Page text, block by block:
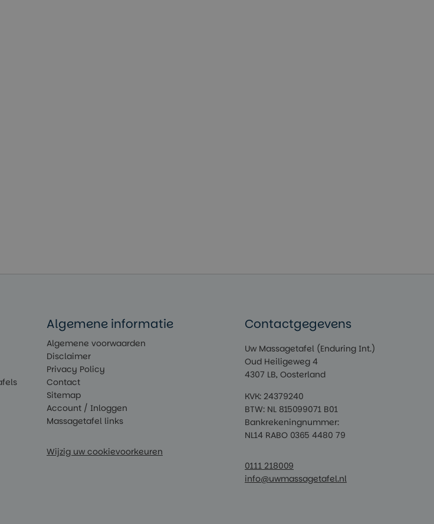
Algemene informatie
Algemene voorwaarden
Disclaimer
Privacy Policy
Contact
Sitemap
Account / Inloggen
Massagetafel links
Wijzig uw cookievoorkeuren
Contactgegevens
Uw Massagetafel (Enduring Int.)
Oud Heiligeweg 4
4307 LB, Oosterland
KVK: 24379240
BTW: NL 815099071 B01
Bankrekeningnummer:
NL14 RABO 0365 4480 79
0111 218009
info@uwmassagetafel.nl